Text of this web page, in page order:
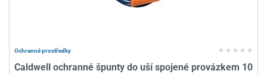
Ochranné prostředky
Caldwell ochranné špunty do uší spojené provázkem 10